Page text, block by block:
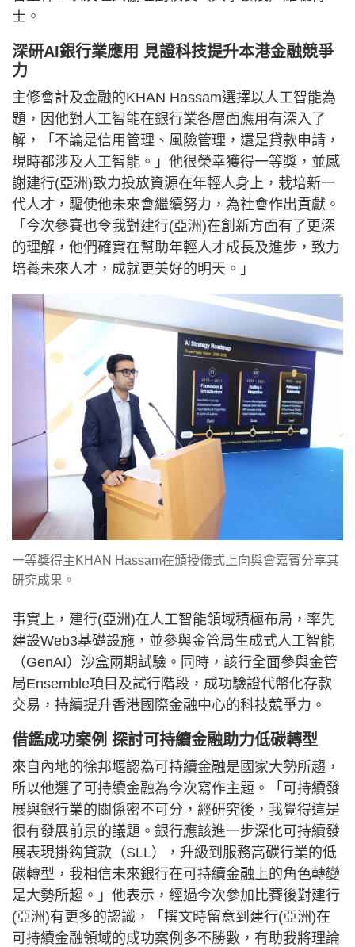
士。
深研AI銀行業應用 見證科技提升本港金融競爭
力
主修會計及金融的KHAN Hassam選擇以人工智能為
題，因他對人工智能在銀行業各層面應用有深入了
解，「不論是信用管理、風險管理，還是貸款申請，
現時都涉及人工智能。」他很榮幸獲得一等獎，並感
謝建行(亞洲)致力投放資源在年輕人身上，栽培新一
代人才，驅使他未來會繼續努力，為社會作出貢獻。
「今次參賽也令我對建行(亞洲)在創新方面有了更深
的理解，他們確實在幫助年輕人才成長及進步，致力
培養未來人才，成就更美好的明天。」
一等獎得主KHAN Hassam在頒授儀式上向與會嘉賓分享其
研究成果。
事實上，建行(亞洲)在人工智能領域積極布局，率先
建設Web3基礎設施，並參與金管局生成式人工智能
（GenAI）沙盒兩期試驗。同時，該行全面參與金管
局Ensemble項目及試行階段，成功驗證代幣化存款
交易，持續提升香港國際金融中心的科技競爭力。
借鑑成功案例 探討可持續金融助力低碳轉型
來自內地的徐邦堰認為可持續金融是國家大勢所趨，
所以他選了可持續金融為今次寫作主題。「可持續發
展與銀行業的關係密不可分，經研究後，我覺得這是
很有發展前景的議題。銀行應該進一步深化可持續發
展表現掛鈎貸款（SLL），升級到服務高碳行業的低
碳轉型，我相信未來銀行在可持續金融上的角色轉變
是大勢所趨。」他表示，經過今次參加比賽後對建行
(亞洲)有更多的認識，「撰文時留意到建行(亞洲)在
可持續金融領域的成功案例多不勝數，有助我將理論